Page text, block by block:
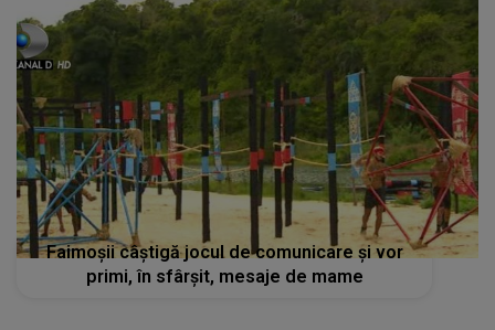
Faimoșii câștigă jocul de comunicare și vor
primi, în sfârșit, mesaje de mame